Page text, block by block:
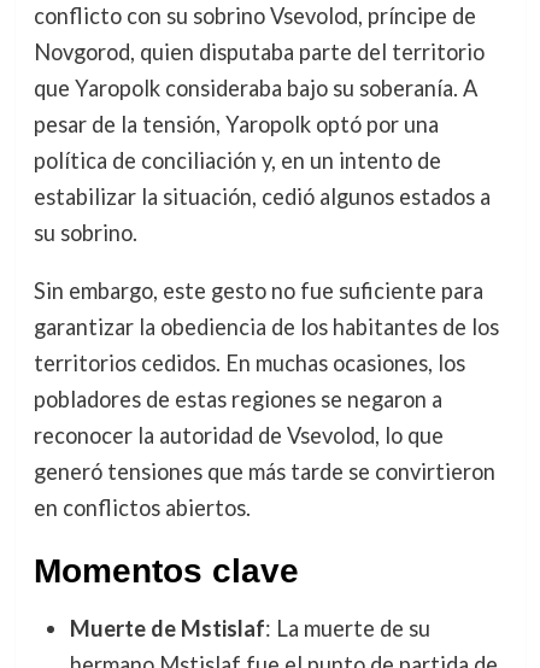
conflicto con su sobrino Vsevolod, príncipe de
Novgorod, quien disputaba parte del territorio
que Yaropolk consideraba bajo su soberanía. A
pesar de la tensión, Yaropolk optó por una
política de conciliación y, en un intento de
estabilizar la situación, cedió algunos estados a
su sobrino.
Sin embargo, este gesto no fue suficiente para
garantizar la obediencia de los habitantes de los
territorios cedidos. En muchas ocasiones, los
pobladores de estas regiones se negaron a
reconocer la autoridad de Vsevolod, lo que
generó tensiones que más tarde se convirtieron
en conflictos abiertos.
Momentos clave
Muerte de Mstislaf: La muerte de su